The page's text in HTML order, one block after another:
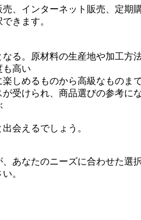
、インターネット販売、定
きます。
る。原材料の生産地や加工
も高い
しめるものから高級なもの
受けられ、商品選びの参考
会えるでしょう。
あなたのニーズに合わせた選
。